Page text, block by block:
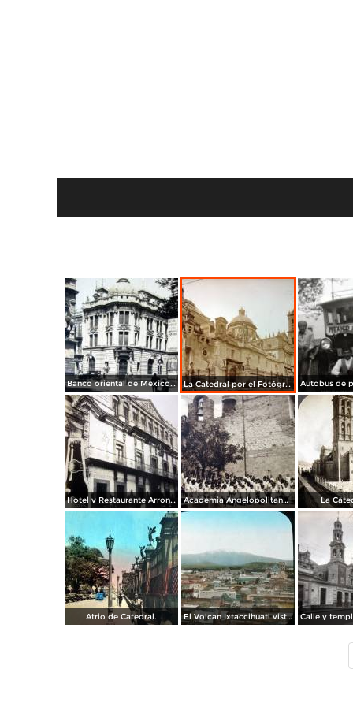
Banco oriental de Mexico en Puebla. La Catedral por el Fotógrafos Hugo Brehme.
Hotel y Restaurante Arronte. Academia Angelopolitana de Puebla. La
Atrio de Catedral. El Volcan Ixtaccihuatl visto desde Puebla.